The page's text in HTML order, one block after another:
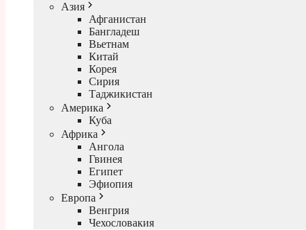
Азия
Афганистан
Бангладеш
Вьетнам
Китай
Корея
Сирия
Таджикистан
Америка
Куба
Африка
Ангола
Гвинея
Египет
Эфиопия
Европа
Венгрия
Чехословакия